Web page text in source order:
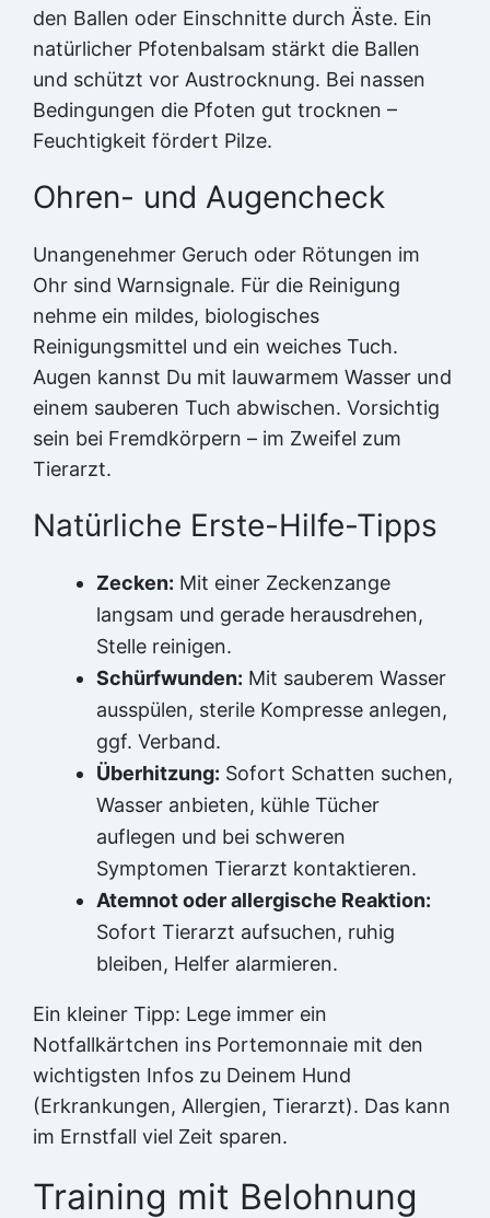
den Ballen oder Einschnitte durch Äste. Ein
natürlicher Pfotenbalsam stärkt die Ballen
und schützt vor Austrocknung. Bei nassen
Bedingungen die Pfoten gut trocknen –
Feuchtigkeit fördert Pilze.
Ohren- und Augencheck
Unangenehmer Geruch oder Rötungen im
Ohr sind Warnsignale. Für die Reinigung
nehme ein mildes, biologisches
Reinigungsmittel und ein weiches Tuch.
Augen kannst Du mit lauwarmem Wasser und
einem sauberen Tuch abwischen. Vorsichtig
sein bei Fremdkörpern – im Zweifel zum
Tierarzt.
Natürliche Erste-Hilfe-Tipps
Zecken: Mit einer Zeckenzange
langsam und gerade herausdrehen,
Stelle reinigen.
Schürfwunden: Mit sauberem Wasser
ausspülen, sterile Kompresse anlegen,
ggf. Verband.
Überhitzung: Sofort Schatten suchen,
Wasser anbieten, kühle Tücher
auflegen und bei schweren
Symptomen Tierarzt kontaktieren.
Atemnot oder allergische Reaktion:
Sofort Tierarzt aufsuchen, ruhig
bleiben, Helfer alarmieren.
Ein kleiner Tipp: Lege immer ein
Notfallkärtchen ins Portemonnaie mit den
wichtigsten Infos zu Deinem Hund
(Erkrankungen, Allergien, Tierarzt). Das kann
im Ernstfall viel Zeit sparen.
Training mit Belohnung